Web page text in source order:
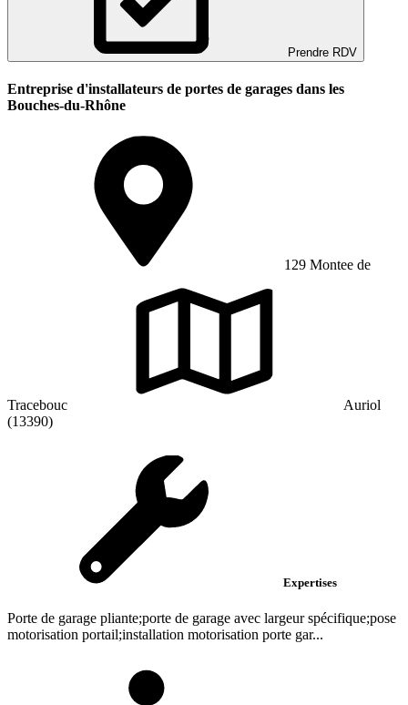
Prendre RDV
Entreprise d'installateurs de portes de garages dans les
Bouches-du-Rhône
129 Montee de
Tracebouc
Auriol
(13390)
Expertises
Porte de garage pliante;porte de garage avec largeur spécifique;pose
motorisation portail;installation motorisation porte gar...